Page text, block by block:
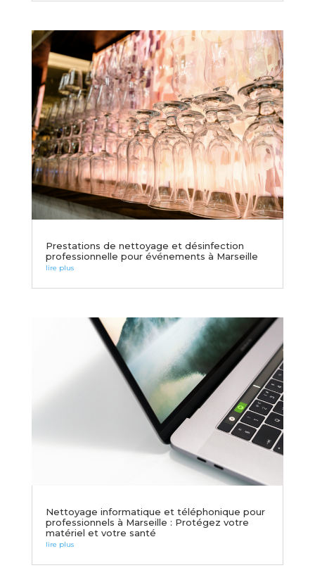
Prestations de nettoyage et désinfection
professionnelle pour événements à Marseille
lire plus
Nettoyage informatique et téléphonique pour
professionnels à Marseille : Protégez votre
matériel et votre santé
lire plus